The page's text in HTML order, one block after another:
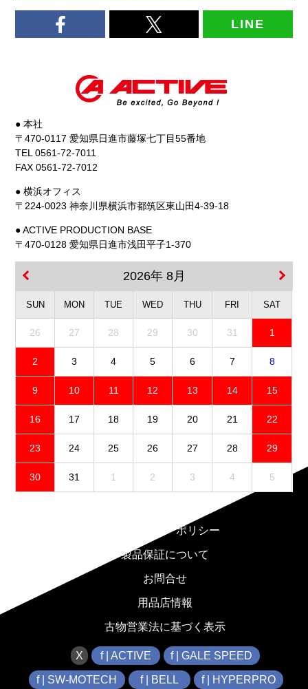
LINE
● 本社
〒470-0117 愛知県日進市藤塚七丁目55番地
TEL 0561-72-7011
FAX 0561-72-7012
● 横浜オフィス
〒224-0023 神奈川県横浜市都筑区東山田4-39-18
● ACTIVE PRODUCTION BASE
〒470-0128 愛知県日進市浅田平子1-370
2026年 8月
SUN MON TUE WED THU FRI SAT
26 27 28 29 30 31 1
2 3 4 5 6 7 8
9 10 11 12 13 14 15
16 17 18 19 20 21 22
23 24 25 26 27 28 29
30 31 1 2 3 4 5
プライバシーポリシー
製品保証について
お問合せ
用品店情報
古物営業法に基づく表示
X f | ACTIVE f | GALE SPEED
f | SW-MOTECH f | BELL f | HYPERPRO